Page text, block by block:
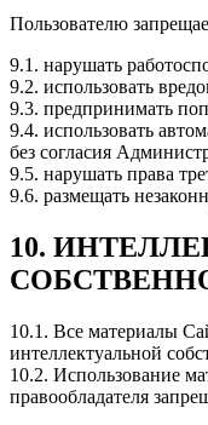
Пользователю
9.1. нарушать
9.2. использовать
9.3. предпринимать
9.4. использовать
без согласия
9.5. нарушать права
9.6. размещать
10.
10.1. Все материалы
интеллектуальной
10.2. Использование
правообладателя